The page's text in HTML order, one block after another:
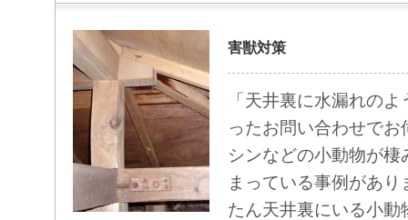
害獣対策
「天井裏に水漏れの
ったお問い合わせで
シンなどの小動物が
まっている事例があ
たん天井裏にいる小